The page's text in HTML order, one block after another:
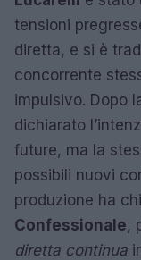
tensioni
diretta, e si è
concorrente
impulsivo. Dopo
dichiarato
future, ma la
possibili nuovi
produzione ha
Confessionale,
diretta continua